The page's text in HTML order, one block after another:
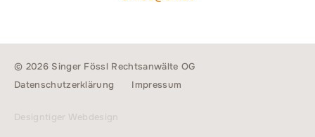
© 2026 Singer Fössl Rechtsanwälte OG
Datenschutzerklärung
Impressum
Designtiger Webdesign